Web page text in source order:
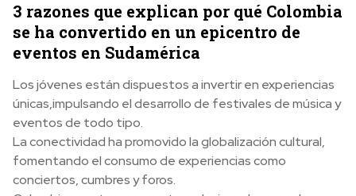
3 razones que explican por qué Colombia
se ha convertido en un epicentro de
eventos en Sudamérica
Los jóvenes están dispuestos a invertir en experiencias
únicas,impulsando el desarrollo de festivales de música y
eventos de todo tipo.
La conectividad ha promovido la globalización cultural,
fomentando el consumo de experiencias como
conciertos, cumbres y foros.